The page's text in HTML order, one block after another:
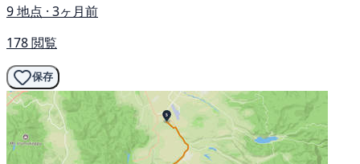
9 地点 · 3ヶ月前
178 閲覧
保存